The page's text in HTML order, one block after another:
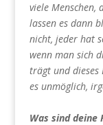
viele Menschen,
lassen es dann
nicht, jeder hat
wenn man sich
trägt und dieses
es unmöglich,
Was sind deine